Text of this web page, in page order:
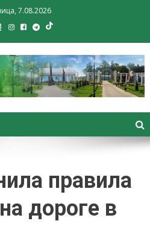
7.08.2026
навiны.
Районная
правила
дороге в